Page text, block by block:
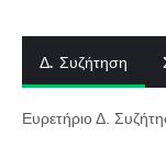
Δ. Συζήτηση
Ευρετήριο Δ.